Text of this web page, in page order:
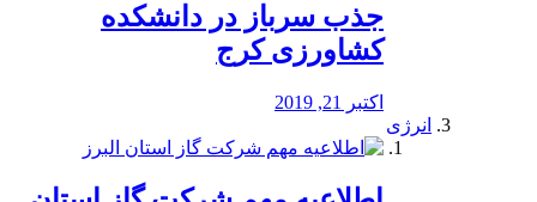
جذب سرباز در دانشکده
کشاورزی کرج
اکتبر 21, 2019
انرژی